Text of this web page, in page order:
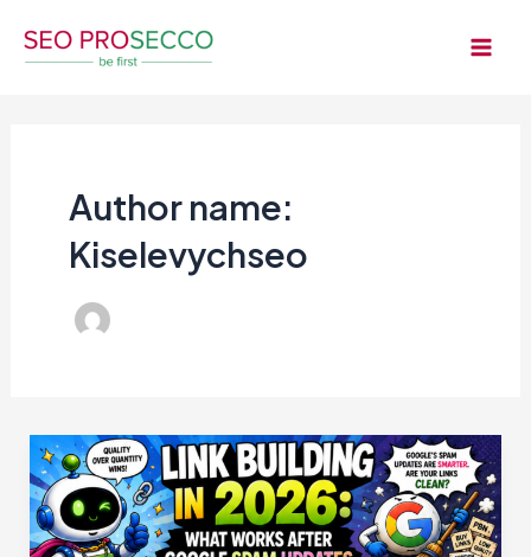
Author name:
Kiselevychseo